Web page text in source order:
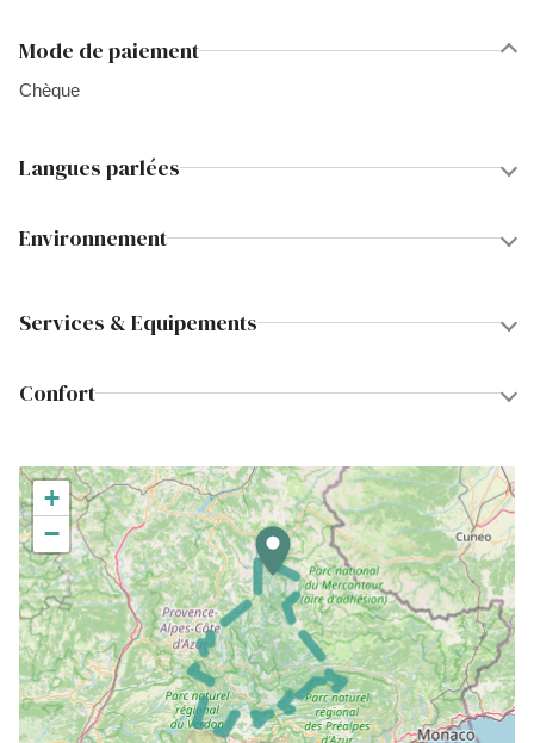
Mode de paiement
Chèque
Langues parlées
Environnement
Services & Equipements
Confort
+
−